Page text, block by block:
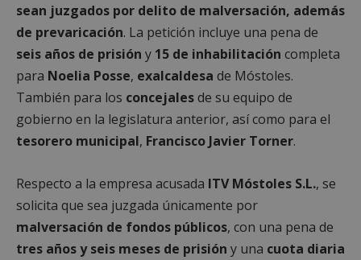
sean juzgados por delito de malversación, además
de prevaricación. La petición incluye una pena de
seis años de prisión y 15 de inhabilitación completa
para Noelia Posse, exalcaldesa de Móstoles.
También para los concejalesde su equipo de
gobierno en la legislatura anterior, así como para el
tesorero municipal, Francisco Javier Torner.
Respecto a la empresa acusada ITV Móstoles S.L., se
solicita que sea juzgada únicamente por
malversación de fondos públicos, con una pena de
tres años y seis meses de prisión y una cuota diaria